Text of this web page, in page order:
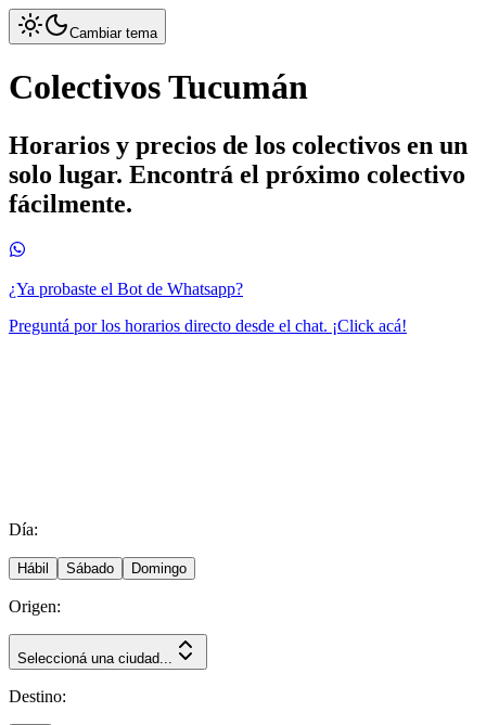
Cambiar tema
Colectivos Tucumán
Horarios y precios de los colectivos en un
solo lugar. Encontrá el próximo colectivo
fácilmente.
¿Ya probaste el Bot de Whatsapp?
Preguntá por los horarios directo desde el chat. ¡Click acá!
Día:
Hábil Sábado Domingo
Origen:
Seleccioná una ciudad...
Destino: